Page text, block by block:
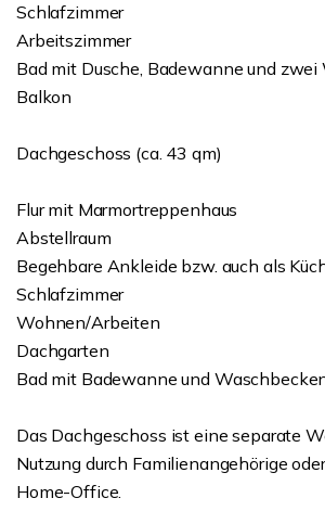
Schlafzimmer
Arbeitszimmer
Bad mit Dusche, Badewanne und
Balkon
Dachgeschoss (ca. 43 qm)
Flur mit Marmortreppenhaus
Abstellraum
Begehbare Ankleide bzw. auch als
Schlafzimmer
Wohnen/Arbeiten
Dachgarten
Bad mit Badewanne und
Das Dachgeschoss ist eine separate
Nutzung durch Familienangehörige
Home-Office.